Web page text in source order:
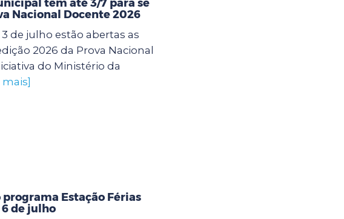
têm até 3/7 para se
Nacional Docente 2026
de julho estão abertas as
2026 da Prova Nacional
do Ministério da
mais]
programa Estação Férias
de julho